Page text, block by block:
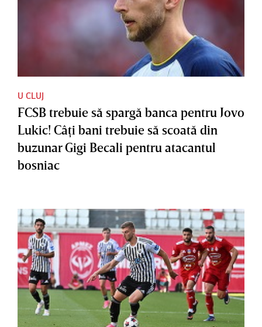
U CLUJ
FCSB trebuie să spargă banca pentru Jovo
Lukic! Câţi bani trebuie să scoată din
buzunar Gigi Becali pentru atacantul
bosniac